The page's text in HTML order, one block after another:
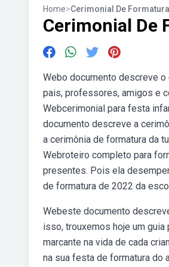
Home>Cerimonial De
Cerimonial De
Webo documento descreve o
pais, professores, amigos e
Webcerimonial para festa
documento descreve a
a cerimônia de formatura da
Webroteiro completo para
presentes. Pois ela
de formatura de 2022 da
Webeste documento
isso, trouxemos hoje um
marcante na vida de cada
na sua festa de formatura do